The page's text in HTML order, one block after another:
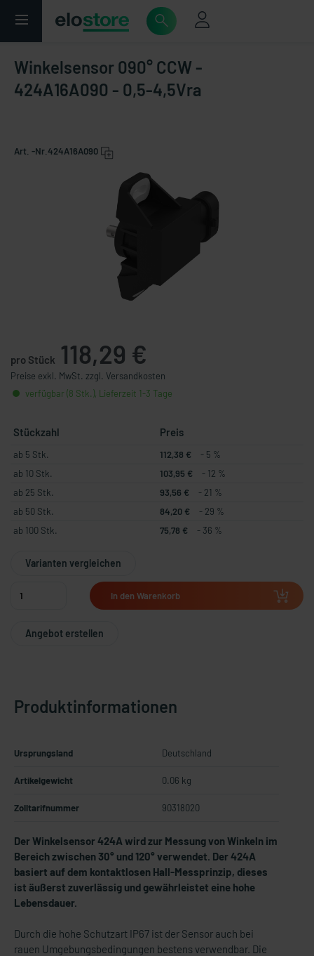
Winkelsensor 090° CCW -
424A16A090 - 0,5-4,5Vra
Art. -Nr. 424A16A090
pro Stück 118,29 €
Preise exkl. MwSt. zzgl. Versandkosten
verfügbar (8 Stk.), Lieferzeit 1-3 Tage
Stückzahl Preis
ab 5 Stk. 112,38 €
- 5 %
ab 10 Stk.
103,95 €
- 12 %
ab 25 Stk.
93,56 €
- 21 %
ab 50 Stk.
84,20 €
- 29 %
ab 100 Stk.
75,78 € - 36 %
Varianten vergleichen
In den Warenkorb
Angebot erstellen
Produktinformationen
Ursprungsland Deutschland
Artikelgewicht 0.06 kg
Zolltarifnummer 90318020
Der Winkelsensor 424A wird zur Messung von Winkeln im
Bereich zwischen 30° und 120° verwendet. Der 424A
basiert auf dem kontaktlosen Hall-Messprinzip, dieses
ist äußerst zuverlässig und gewährleistet eine hohe
Lebensdauer.
Durch die hohe Schutzart IP67 ist der Sensor auch bei
rauen Umgebungsbedingungen bestens verwendbar. Die